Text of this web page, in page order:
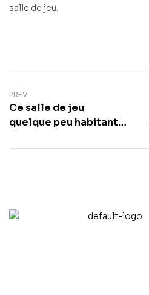
salle de jeu.
PREV
Ce salle de jeu
quelque peu habitants
continue regule par